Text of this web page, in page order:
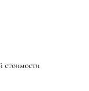
стоимости